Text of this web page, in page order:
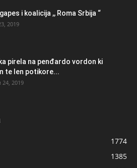
i koalicija ,, Roma Srbija “
2019
pirela na penđardo vordon ki
te len potikore...
24, 2019
1774
1385